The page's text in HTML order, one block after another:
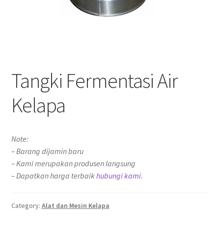
Tangki Fermentasi Air
Kelapa
Note:
– Barang dijamin baru
– Kami merupakan produsen langsung
– Dapatkan harga terbaikhubungi kami.
Category: Alat dan Mesin Kelapa